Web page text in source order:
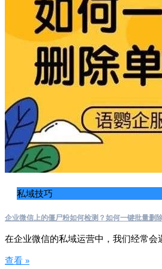
私域技巧
企业微信上的僵尸粉如何检测？如何一键批量删
在企业微信的私域运营中，我们经常
查看 »